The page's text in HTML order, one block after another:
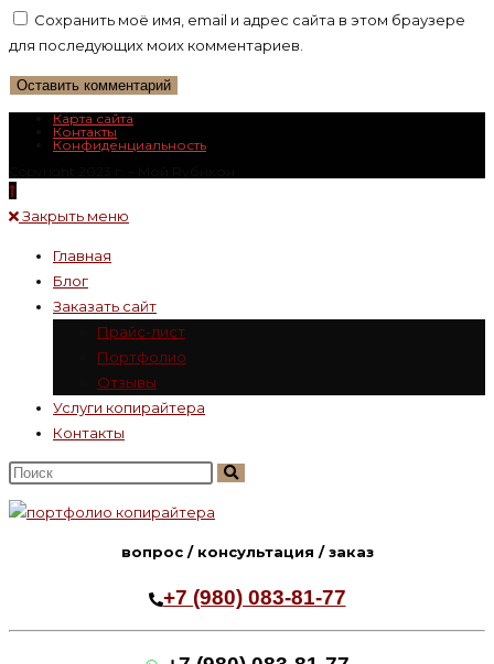
имя
пользователя,
чтобы
адрес,
чтобы
прокомментировать
вашего
веб-
сайта
Сохранить моё имя, email и адрес сайта в этом браузере
для последующих моих комментариев.
Карта сайта
Контакты
Конфиденциальность
Закрыть меню
Главная
Блог
Заказать сайт
Прайс-лист
Портфолио
Отзывы
Услуги копирайтера
Контакты
Поиск
на
сайте
вопрос / консультация / заказ
+7 (980) 083-81-77